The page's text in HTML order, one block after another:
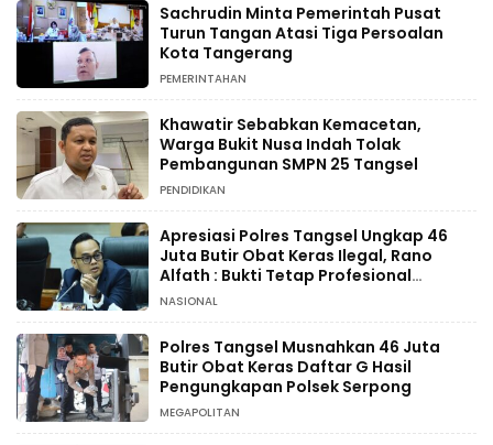
Sachrudin Minta Pemerintah Pusat
Turun Tangan Atasi Tiga Persoalan
Kota Tangerang
PEMERINTAHAN
Khawatir Sebabkan Kemacetan,
Warga Bukit Nusa Indah Tolak
Pembangunan SMPN 25 Tangsel
PENDIDIKAN
Apresiasi Polres Tangsel Ungkap 46
Juta Butir Obat Keras Ilegal, Rano
Alfath : Bukti Tetap Profesional
Jalankan Tugas
NASIONAL
Polres Tangsel Musnahkan 46 Juta
Butir Obat Keras Daftar G Hasil
Pengungkapan Polsek Serpong
MEGAPOLITAN